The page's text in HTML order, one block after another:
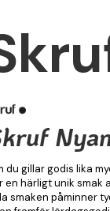
du gillar godis lika
en härligt unik smak
smaken påminner